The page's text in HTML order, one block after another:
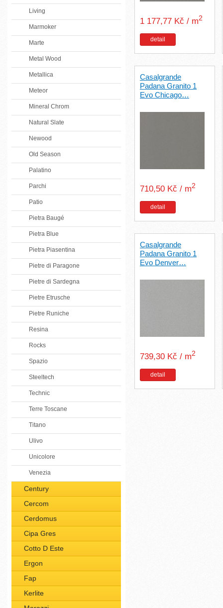
Living
Marmoker
Marte
Metal Wood
Metallica
Meteor
Mineral Chrom
Natural Slate
Newood
Old Season
Palatino
Parchi
Patio
Pietra Baugé
Pietra Blue
Pietra Piasentina
Pietre di Paragone
Pietre di Sardegna
Pietre Etrusche
Pietre Runiche
Resina
Rocks
Spazio
Steeltech
Technic
Terre Toscane
Titano
Ulivo
Unicolore
Venezia
Century
Cercom
Cerdomus
Cipa Gres
Cotto D Este
Ergon
Fap
Kerlite
1 177,77 Kč / m2
detail
Casalgrande
Padana Granito 1
Evo Chicago…
710,50 Kč / m2
detail
Casalgrande
Padana Granito 1
Evo Denver…
739,30 Kč / m2
detail